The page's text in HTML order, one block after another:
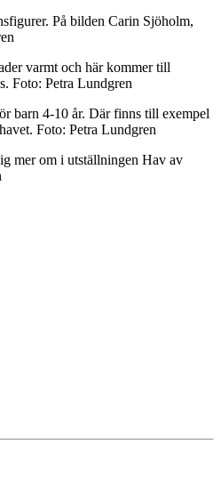
På bilden Carin Sjöholm,
varmt och här kommer till
Foto: Petra Lundgren
barn 4-10 år. Där finns till exempel
Foto: Petra Lundgren
mer om i utställningen Hav av